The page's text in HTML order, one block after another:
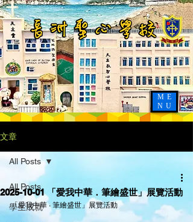
ME
NU
文章
All Posts
學生成就
All Posts
2025-10-01 「愛我中華．筆繪盛世」展覽活動
「愛我中華 · 筆繪盛世」展覽活動